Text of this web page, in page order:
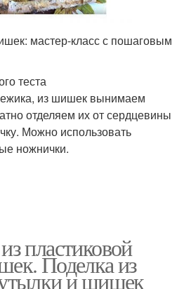
мастер-класс с пошаговым
теста
ежика, из шишек вынимаем
отделяем их от сердцевины
Можно использовать
ножнички.
пластиковой
Поделка из
и шишек